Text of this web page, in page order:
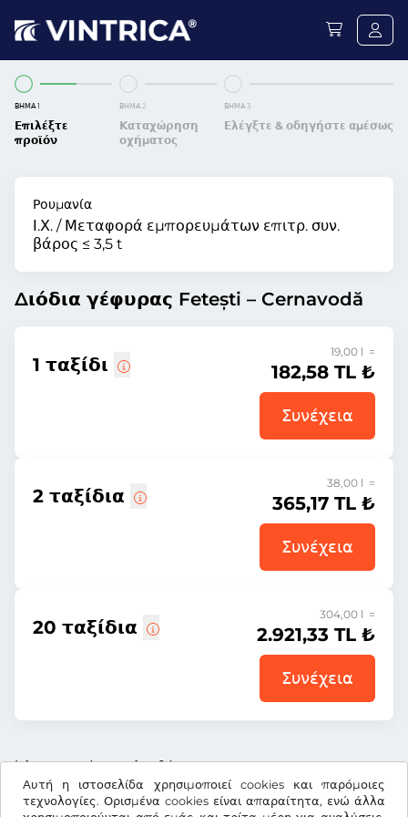
Αυτή η ιστοσελίδα χρησιμοποιεί cookies και παρόμοιες
τεχνολογίες. Ορισμένα cookies είναι απαραίτητα, ενώ άλλα
ΒΉΜΑ 1
Επιλέξτε
προϊόν
ΒΉΜΑ 2
Καταχώρηση
οχήματος
ΒΉΜΑ 3
Ελέγξτε & οδηγήστε αμέσως
Ρουμανία
Ι.Χ. / Μεταφορά εμπορευμάτων επιτρ. συν.
βάρος ≤ 3,5 t
Διόδια γέφυρας Fetești – Cernavodă
1 ταξίδι
19,00 l =
182,58 TL ₺
Συνέχεια
2 ταξίδια
38,00 l =
365,17 TL ₺
Συνέχεια
20 ταξίδια
304,00 l =
2.921,33 TL ₺
Συνέχεια
Όλες οι τιμές περιλαμβάνουν ΦΠΑ.